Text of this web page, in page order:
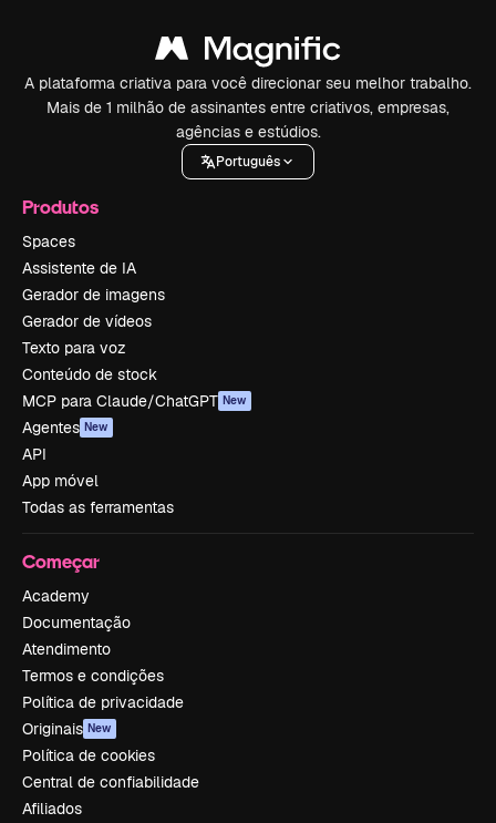
A plataforma criativa para você direcionar seu melhor trabalho.
Mais de 1 milhão de assinantes entre criativos, empresas,
agências e estúdios.
Português
Produtos
Spaces
Assistente de IA
Gerador de imagens
Gerador de vídeos
Texto para voz
Conteúdo de stock
MCP para Claude/ChatGPT New
Agentes New
API
App móvel
Todas as ferramentas
Começar
Academy
Documentação
Atendimento
Termos e condições
Política de privacidade
Originais New
Política de cookies
Central de confiabilidade
Afiliados